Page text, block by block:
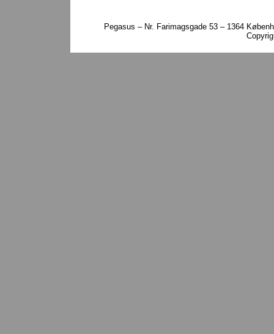
Pegasus – Nr. Farimagsgade 53 – 1364